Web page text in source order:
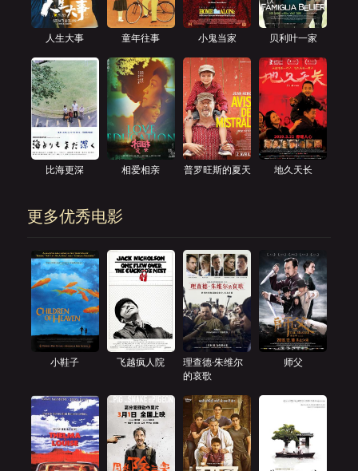
人生大事 童年往事 小鬼当家 贝利叶一家
比海更深 相爱相亲 普罗旺斯的夏天 地久天长
更多优秀电影
小鞋子 飞越疯人院
理查德·朱维尔
的哀歌
师父